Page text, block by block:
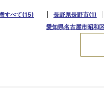
すべて(15) 長野県長野市(1)
愛知県名古屋市昭和